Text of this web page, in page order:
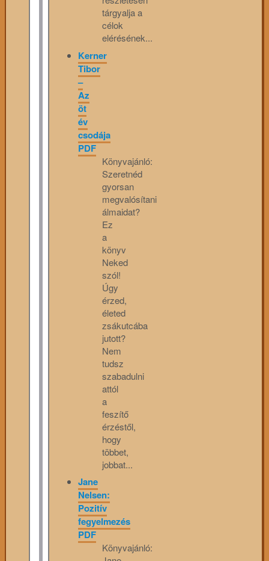
tárgyalja a
célok
elérésének...
Kerner
Tibor
–
Az
öt
év
csodája
PDF
Könyvajánló:
Szeretnéd
gyorsan
megvalósítani
álmaidat?
Ez
a
könyv
Neked
szól!
Úgy
érzed,
életed
zsákutcába
jutott?
Nem
tudsz
szabadulni
attól
a
feszítő
érzéstől,
hogy
többet,
jobbat...
Jane
Nelsen:
Pozitív
fegyelmezés
PDF
Könyvajánló: